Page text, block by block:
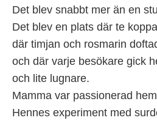
Det blev snabbt mer än en
Det blev en plats där te
där timjan och rosmarin
och där varje besökare gick
och lite lugnare.
Mamma var passionerad
Hennes experiment med